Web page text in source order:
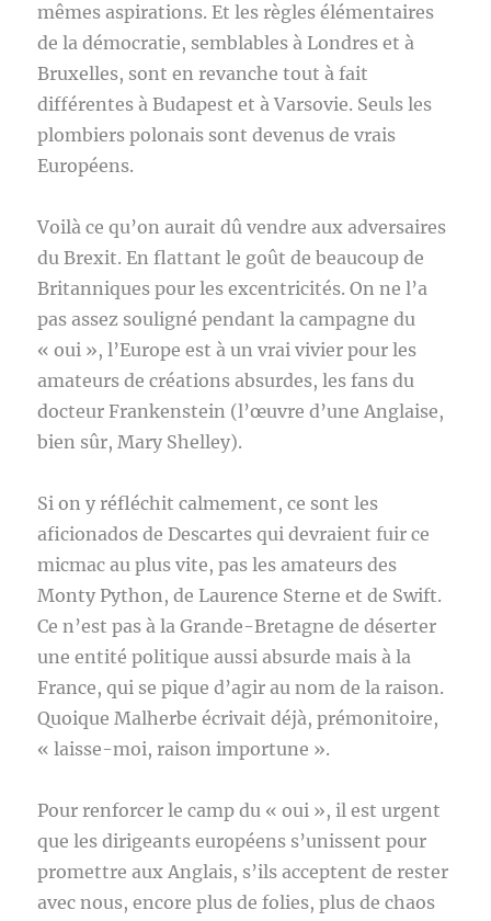
mêmes aspirations. Et les règles élémentaires
de la démocratie, semblables à Londres et à
Bruxelles, sont en revanche tout à fait
différentes à Budapest et à Varsovie. Seuls les
plombiers polonais sont devenus de vrais
Européens.
Voilà ce qu’on aurait dû vendre aux adversaires
du Brexit. En flattant le goût de beaucoup de
Britanniques pour les excentricités. On ne l’a
pas assez souligné pendant la campagne du
« oui », l’Europe est à un vrai vivier pour les
amateurs de créations absurdes, les fans du
docteur Frankenstein (l’œuvre d’une Anglaise,
bien sûr, Mary Shelley).
Si on y réfléchit calmement, ce sont les
aficionados de Descartes qui devraient fuir ce
micmac au plus vite, pas les amateurs des
Monty Python, de Laurence Sterne et de Swift.
Ce n’est pas à la Grande-Bretagne de déserter
une entité politique aussi absurde mais à la
France, qui se pique d’agir au nom de la raison.
Quoique Malherbe écrivait déjà, prémonitoire,
« laisse-moi, raison importune ».
Pour renforcer le camp du « oui », il est urgent
que les dirigeants européens s’unissent pour
promettre aux Anglais, s’ils acceptent de rester
avec nous, encore plus de folies, plus de chaos